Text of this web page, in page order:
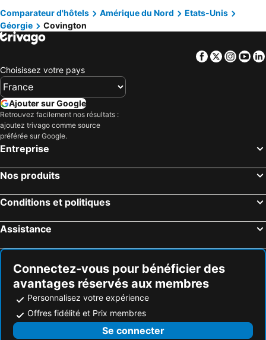
Woodstock, Géorgie Hôtels
Jonesboro, Géorgie Hôtels
Sandy Springs, Géorgie Hôtels
East Point, Géorgie Hôtels
Snellville, Géorgie Hôtels
Warner Robins, Géorgie Hôtels
Perry, Géorgie Hôtels
Cordele, Géorgie Hôtels
Byron, Géorgie Hôtels
Metter, Géorgie Hôtels
Panama City Beach, Floride Hôtels
Gulf Shores, Alabama Hôtels
New York, New York Hôtels
Honolulu, Hawaii Hôtels
Comparateur d'hôtels Amérique du Nord
Etats-Unis
Géorgie
Covington
Facebook
Twitter
Choisissez votre pays
Ajouter sur Google
Retrouvez facilement nos résultats :
ajoutez trivago comme source
préférée sur Google.
Entreprise
Nos produits
Conditions et politiques
Assistance
Connectez-vous pour bénéficier des
avantages réservés aux membres
Personnalisez votre expérience
Offres fidélité et Prix membres
Se connecter